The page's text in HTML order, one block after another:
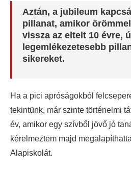
Aztán, a jubileum
pillanat, amikor
vissza az eltelt 10 évre,
legemlékezetesebb
sikereket.
Ha a pici apróságokból
tekintünk, már szinte történelmi
év, amikor egy szívből jövő jó
kérelmeztem majd
Alapiskolát.